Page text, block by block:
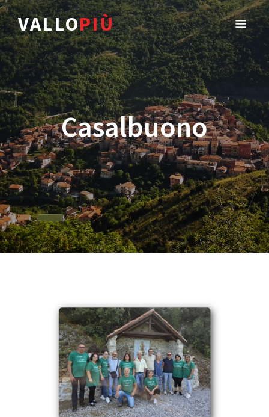
VALLOPIÙ
Casalbuono